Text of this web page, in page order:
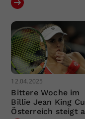
12.04.2025
Bittere Woche im
Billie Jean King
Österreich steigt